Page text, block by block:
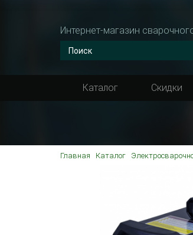
Интернет-магазин
Каталог Скидки
Главная Каталог